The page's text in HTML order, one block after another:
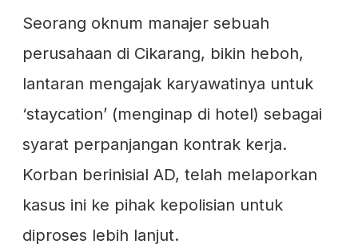
Seorang oknum manajer sebuah
perusahaan di Cikarang, bikin heboh,
lantaran mengajak karyawatinya untuk
‘staycation’ (menginap di hotel) sebagai
syarat perpanjangan kontrak kerja.
Korban berinisial AD, telah melaporkan
kasus ini ke pihak kepolisian untuk
diproses lebih lanjut.